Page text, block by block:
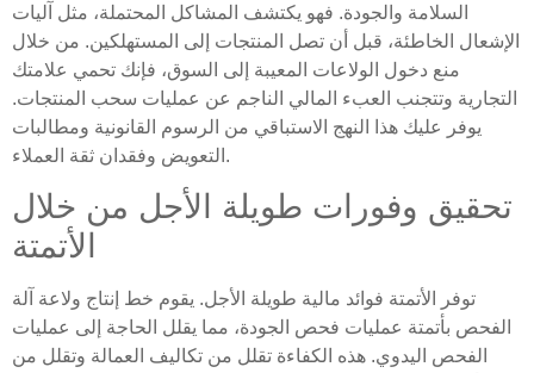
السلامة والجودة. فهو يكتشف المشاكل المحتملة، مثل آليات
الإشعال الخاطئة، قبل أن تصل المنتجات إلى المستهلكين. من خلال
منع دخول الولاعات المعيبة إلى السوق، فإنك تحمي علامتك
التجارية وتتجنب العبء المالي الناجم عن عمليات سحب المنتجات.
يوفر عليك هذا النهج الاستباقي من الرسوم القانونية ومطالبات
التعويض وفقدان ثقة العملاء.
تحقيق وفورات طويلة الأجل من خلال
الأتمتة
توفر الأتمتة فوائد مالية طويلة الأجل. يقوم خط إنتاج ولاعة آلة
الفحص بأتمتة عمليات فحص الجودة، مما يقلل الحاجة إلى عمليات
الفحص اليدوي. هذه الكفاءة تقلل من تكاليف العمالة وتقلل من